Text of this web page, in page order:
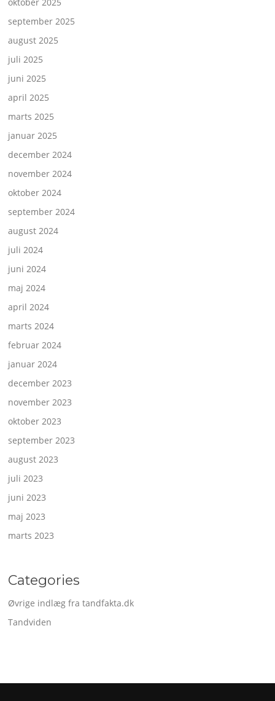
september 2025
august 2025
juli 2025
juni 2025
april 2025
marts 2025
januar 2025
december 2024
november 2024
oktober 2024
september 2024
august 2024
juli 2024
juni 2024
maj 2024
april 2024
marts 2024
februar 2024
januar 2024
december 2023
november 2023
oktober 2023
september 2023
august 2023
juli 2023
juni 2023
maj 2023
marts 2023
Categories
Øvrige indlæg fra tandfakta.dk
Tandviden